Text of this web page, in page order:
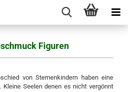
Figuren
von Sternenkindern haben eine
Kleine Seelen denen es nicht vergönnt